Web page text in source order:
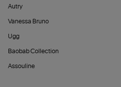
Autry
Vanessa Bruno
Ugg
Baobab Collection
Assouline